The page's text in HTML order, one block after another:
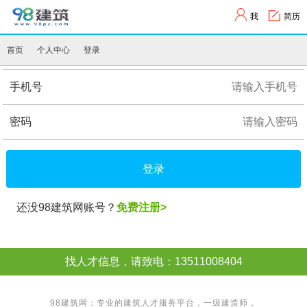
我 简历
首页 个人中心 登录
手机号
密码
登录
还没98建筑网账号？免费注册>
找人才信息，请致电：13511008404
98建筑网：专业的建筑人才服务平台， 一级建造师 ，